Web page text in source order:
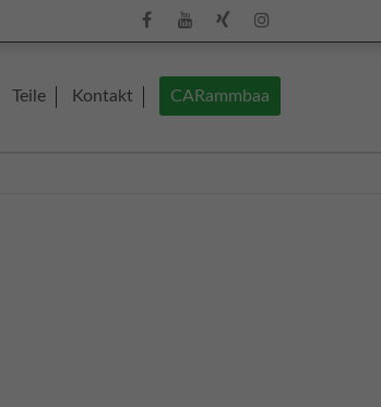
Lorem ipsum dolor sit amet, consectetuer
Teile Kontakt CARammbaa